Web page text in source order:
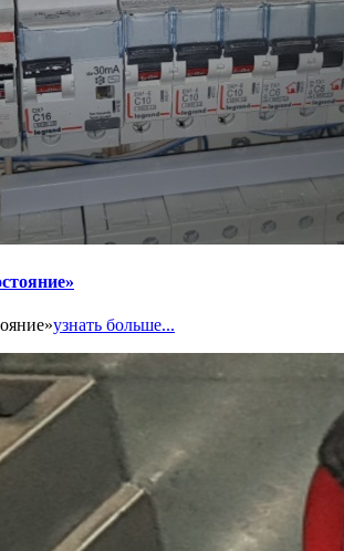
узнать больше...